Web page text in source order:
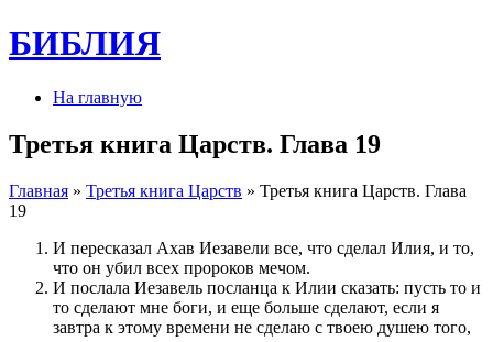
БИБЛИЯ
На главную
Третья книга Царств. Глава 19
Главная » Третья книга Царств » Третья книга Царств. Глава
19
И пересказал Ахав Иезавели все, что сделал Илия, и то,
что он убил всех пророков мечом.
И послала Иезавель посланца к Илии сказать: пусть то и
то сделают мне боги, и еще больше сделают, если я
завтра к этому времени не сделаю с твоею душею того,